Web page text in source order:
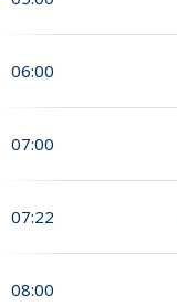
06:00
07:00
07:22
08:00